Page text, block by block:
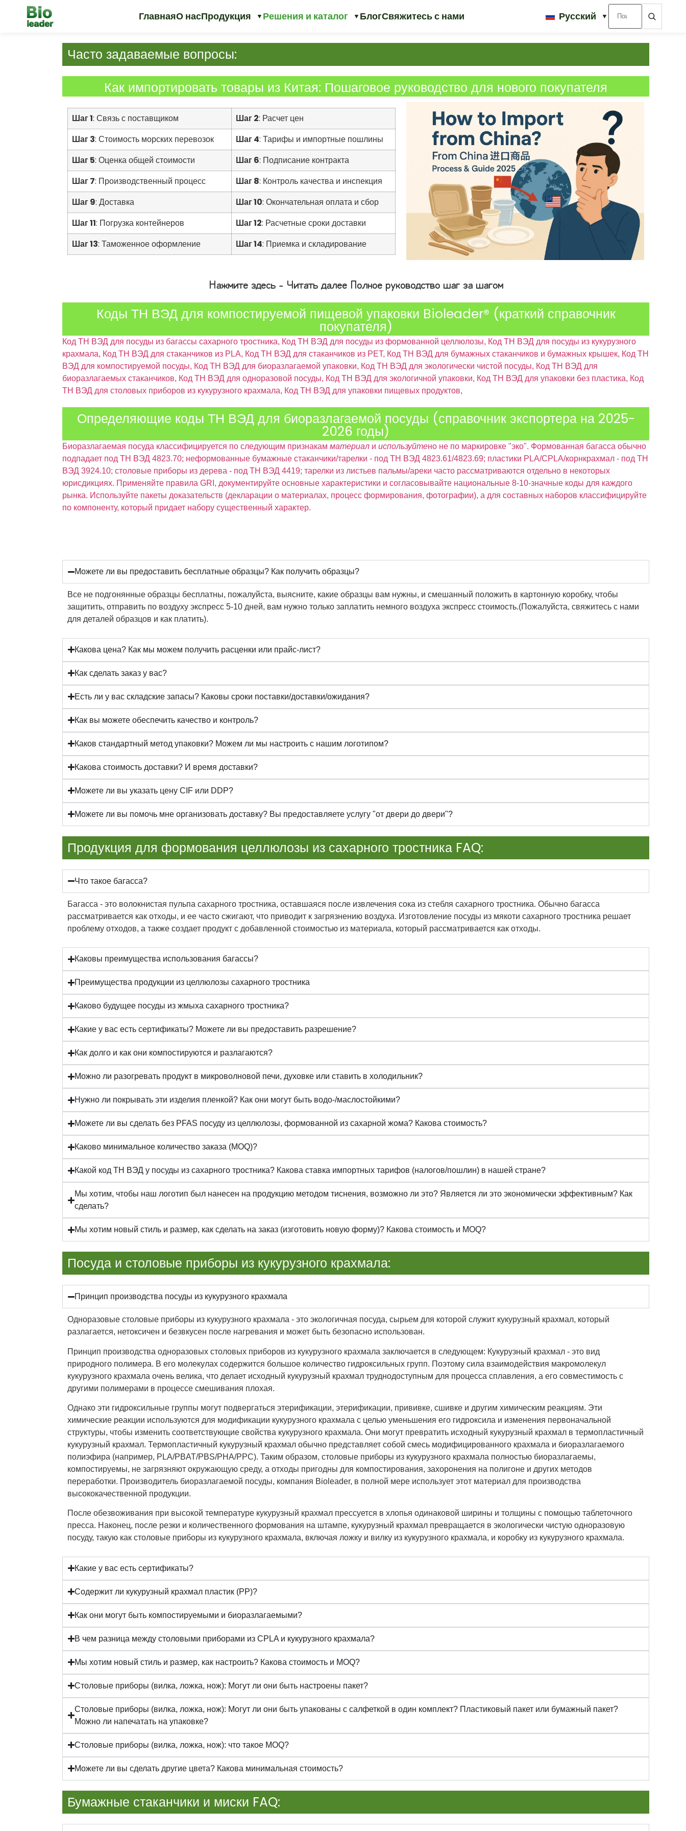
ГлавнаяО насПродукция Решения и каталог БлогСвяжитесь с нами Русский
Часто задаваемые вопросы:
Как импортировать товары из Китая: Пошаговое руководство для нового покупателя
Шаг 1: Связь с поставщиком Шаг 2: Расчет цен
Шаг 3: Стоимость морских перевозок Шаг 4: Тарифы и импортные пошлины
Шаг 5: Оценка общей стоимости Шаг 6: Подписание контракта
Шаг 7: Производственный процесс Шаг 8: Контроль качества и инспекция
Шаг 9: Доставка Шаг 10: Окончательная оплата и сбор
Шаг 11: Погрузка контейнеров Шаг 12: Расчетные сроки доставки
Шаг 13: Таможенное оформление Шаг 14: Приемка и складирование
Нажмите здесь - Читать далее Полное руководство шаг за шагом
Коды ТН ВЭД для компостируемой пищевой упаковки Bioleader® (краткий справочник
покупателя)
Код ТН ВЭД для посуды из багассы сахарного тростника, Код ТН ВЭД для посуды из формованной целлюлозы, Код ТН ВЭД для посуды из кукурузного
крахмала, Код ТН ВЭД для стаканчиков из PLA, Код ТН ВЭД для стаканчиков из PET, Код ТН ВЭД для бумажных стаканчиков и бумажных крышек, Код ТН
ВЭД для компостируемой посуды, Код ТН ВЭД для биоразлагаемой упаковки, Код ТН ВЭД для экологически чистой посуды, Код ТН ВЭД для
биоразлагаемых стаканчиков, Код ТН ВЭД для одноразовой посуды, Код ТН ВЭД для экологичной упаковки, Код ТН ВЭД для упаковки без пластика, Код
ТН ВЭД для столовых приборов из кукурузного крахмала, Код ТН ВЭД для упаковки пищевых продуктов,
Определяющие коды ТН ВЭД для биоразлагаемой посуды (справочник экспортера на 2025-
2026 годы)
Биоразлагаемая посуда классифицируется по следующим признакам материал и используйтено не по маркировке "эко". Формованная багасса обычно
подпадает под ТН ВЭД 4823.70; неформованные бумажные стаканчики/тарелки - под ТН ВЭД 4823.61/4823.69; пластики PLA/CPLA/корнкрахмал - под ТН
ВЭД 3924.10; столовые приборы из дерева - под ТН ВЭД 4419; тарелки из листьев пальмы/ареки часто рассматриваются отдельно в некоторых
юрисдикциях. Применяйте правила GRI, документируйте основные характеристики и согласовывайте национальные 8-10-значные коды для каждого
рынка. Используйте пакеты доказательств (декларации о материалах, процесс формирования, фотографии), а для составных наборов классифицируйте
по компоненту, который придает набору существенный характер.
Можете ли вы предоставить бесплатные образцы? Как получить образцы?
Все не подгонянные образцы бесплатны, пожалуйста, выясните, какие образцы вам нужны, и смешанный положить в картонную коробку, чтобы
защитить, отправить по воздуху экспресс 5-10 дней, вам нужно только заплатить немного воздуха экспресс стоимость.(Пожалуйста, свяжитесь с нами
для деталей образцов и как платить).
Какова цена? Как мы можем получить расценки или прайс-лист?
Как сделать заказ у вас?
Есть ли у вас складские запасы? Каковы сроки поставки/доставки/ожидания?
Как вы можете обеспечить качество и контроль?
Каков стандартный метод упаковки? Можем ли мы настроить с нашим логотипом?
Какова стоимость доставки? И время доставки?
Можете ли вы указать цену CIF или DDP?
Можете ли вы помочь мне организовать доставку? Вы предоставляете услугу "от двери до двери"?
Продукция для формования целлюлозы из сахарного тростника FAQ:
Что такое багасса?
Багасса - это волокнистая пульпа сахарного тростника, оставшаяся после извлечения сока из стебля сахарного тростника. Обычно багасса
рассматривается как отходы, и ее часто сжигают, что приводит к загрязнению воздуха. Изготовление посуды из мякоти сахарного тростника решает
проблему отходов, а также создает продукт с добавленной стоимостью из материала, который рассматривается как отходы.
Каковы преимущества использования багассы?
Преимущества продукции из целлюлозы сахарного тростника
Каково будущее посуды из жмыха сахарного тростника?
Какие у вас есть сертификаты? Можете ли вы предоставить разрешение?
Как долго и как они компостируются и разлагаются?
Можно ли разогревать продукт в микроволновой печи, духовке или ставить в холодильник?
Нужно ли покрывать эти изделия пленкой? Как они могут быть водо-/маслостойкими?
Можете ли вы сделать без PFAS посуду из целлюлозы, формованной из сахарной жома? Какова стоимость?
Каково минимальное количество заказа (MOQ)?
Какой код ТН ВЭД у посуды из сахарного тростника? Какова ставка импортных тарифов (налогов/пошлин) в нашей стране?
Мы хотим, чтобы наш логотип был нанесен на продукцию методом тиснения, возможно ли это? Является ли это экономически эффективным? Как
сделать?
Мы хотим новый стиль и размер, как сделать на заказ (изготовить новую форму)? Какова стоимость и MOQ?
Посуда и столовые приборы из кукурузного крахмала:
Принцип производства посуды из кукурузного крахмала
Одноразовые столовые приборы из кукурузного крахмала - это экологичная посуда, сырьем для которой служит кукурузный крахмал, который
разлагается, нетоксичен и безвкусен после нагревания и может быть безопасно использован.
Принцип производства одноразовых столовых приборов из кукурузного крахмала заключается в следующем: Кукурузный крахмал - это вид
природного полимера. В его молекулах содержится большое количество гидроксильных групп. Поэтому сила взаимодействия макромолекул
кукурузного крахмала очень велика, что делает исходный кукурузный крахмал труднодоступным для процесса сплавления, а его совместимость с
другими полимерами в процессе смешивания плохая.
Однако эти гидроксильные группы могут подвергаться этерификации, этерификации, прививке, сшивке и другим химическим реакциям. Эти
химические реакции используются для модификации кукурузного крахмала с целью уменьшения его гидроксила и изменения первоначальной
структуры, чтобы изменить соответствующие свойства кукурузного крахмала. Они могут превратить исходный кукурузный крахмал в термопластичный
кукурузный крахмал. Термопластичный кукурузный крахмал обычно представляет собой смесь модифицированного крахмала и биоразлагаемого
полиэфира (например, PLA/PBAT/PBS/PHA/PPC). Таким образом, столовые приборы из кукурузного крахмала полностью биоразлагаемы,
компостируемы, не загрязняют окружающую среду, а отходы пригодны для компостирования, захоронения на полигоне и других методов
переработки. Производитель биоразлагаемой посуды, компания Bioleader, в полной мере использует этот материал для производства
высококачественной продукции.
После обезвоживания при высокой температуре кукурузный крахмал прессуется в хлопья одинаковой ширины и толщины с помощью таблеточного
пресса. Наконец, после резки и количественного формования на штампе, кукурузный крахмал превращается в экологически чистую одноразовую
посуду, такую как столовые приборы из кукурузного крахмала, включая ложку и вилку из кукурузного крахмала, и коробку из кукурузного крахмала.
Какие у вас есть сертификаты?
Содержит ли кукурузный крахмал пластик (PP)?
Как они могут быть компостируемыми и биоразлагаемыми?
В чем разница между столовыми приборами из CPLA и кукурузного крахмала?
Мы хотим новый стиль и размер, как настроить? Какова стоимость и MOQ?
Столовые приборы (вилка, ложка, нож): Могут ли они быть настроены пакет?
Столовые приборы (вилка, ложка, нож): Могут ли они быть упакованы с салфеткой в один комплект? Пластиковый пакет или бумажный пакет?
Можно ли напечатать на упаковке?
Столовые приборы (вилка, ложка, нож): что такое MOQ?
Можете ли вы сделать другие цвета? Какова минимальная стоимость?
Бумажные стаканчики и миски FAQ: